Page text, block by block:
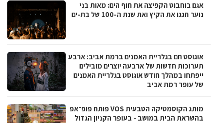
אגם בוחבוט הקפיצה את חוף הים: מאות בני
נוער חגגו את הקיץ ואת שנת ה-100 של בת-ים
אוגוסט חם בגלריית האמנים ברמת אביב: ארבע
תערוכות חדשות של ארבעה יוצרים מובילים
ייפתחו במהלך חודש אוגוסט בגלריית האמנים
של עופר רמת אביב
מותג הקוסמטיקה הטבעית VOS פותח פופ־אפ
בהשראת הבית במושב - בעופר הקניון הגדול